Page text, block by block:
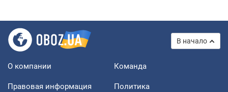
В начало
О компании Команда
Правовая информация
Политика